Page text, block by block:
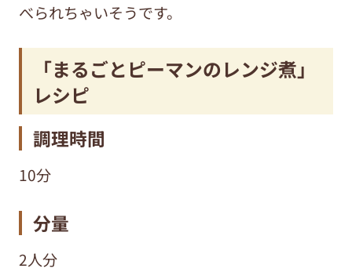
べられちゃいそうです。
「まるごとピーマンのレンジ煮」
レシピ
調理時間
10分
分量
2人分